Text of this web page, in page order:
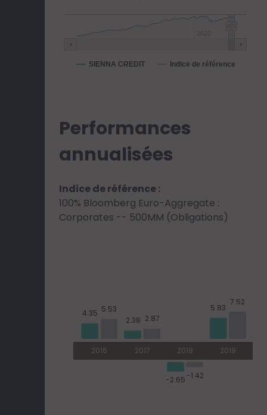
SIENNA CREDIT Indice de référence
Performances
annualisées
Indice de référence :
100% Bloomberg Euro-Aggregate :
Corporates -- 500MM (Obligations)